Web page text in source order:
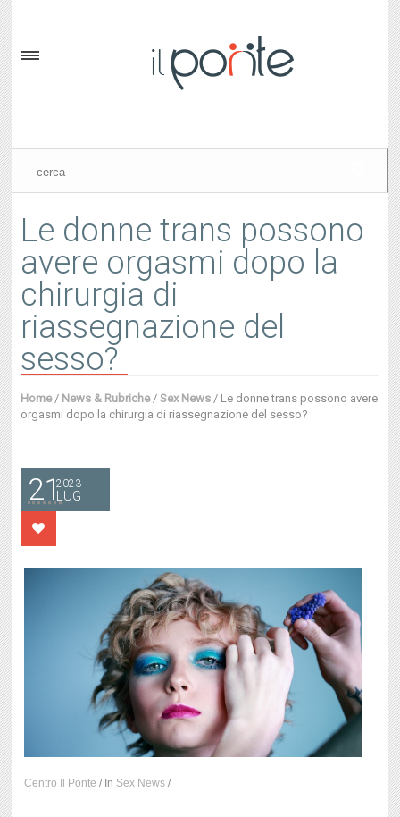
Le donne trans possono
avere orgasmi dopo la
chirurgia di
riassegnazione del
sesso?
Home / News & Rubriche /Sex News / Le donne trans possono avere
orgasmi dopo la chirurgia di riassegnazione del sesso?
212023
LUG
Centro Il Ponte / In Sex News /